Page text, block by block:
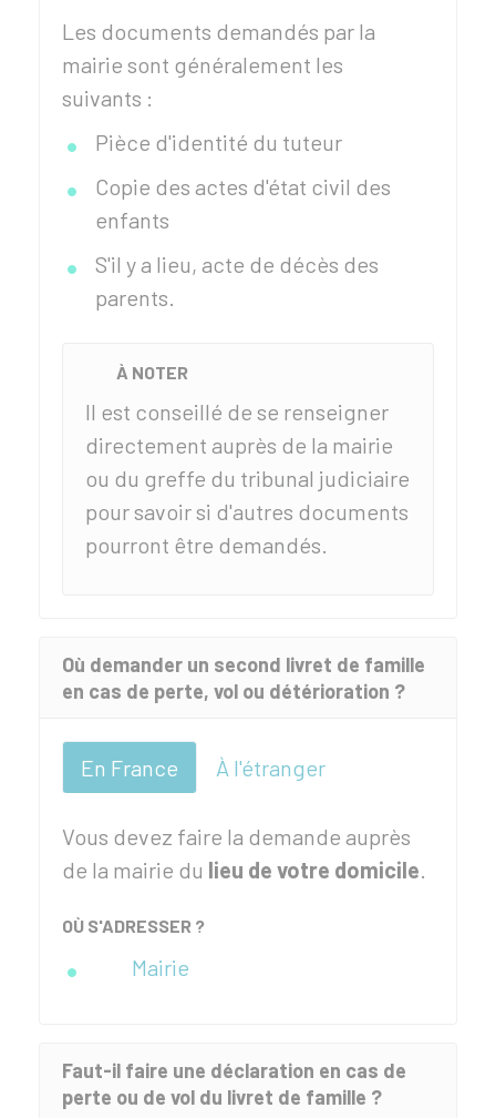
Les documents demandés par la
mairie sont généralement les
suivants :
Pièce d'identité du tuteur
Copie des actes d'état civil des
enfants
S'il y a lieu, acte de décès des
parents.
À NOTER
Il est conseillé de se renseigner
directement auprès de la mairie
ou du greffe du tribunal judiciaire
pour savoir si d'autres documents
pourront être demandés.
Où demander un second livret de famille
en cas de perte, vol ou détérioration ?
En France À l'étranger
Vous devez faire la demande auprès
de la mairie du lieu de votre domicile.
OÙ S'ADRESSER ?
Mairie
Faut-il faire une déclaration en cas de
perte ou de vol du livret de famille ?